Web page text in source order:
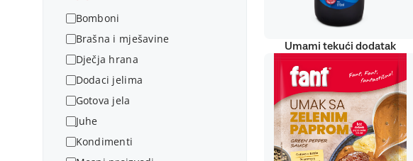
Bomboni
Brašna i mješavine
Dječja hrana
Dodaci jelima
Gotova jela
Juhe
Kondimenti
Umami tekući dodatak